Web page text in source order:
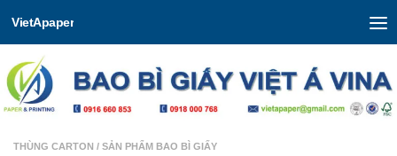
Skip to content
VietApaper
THÙNG CARTON / SẢN PHẨM BAO BÌ GIẤY